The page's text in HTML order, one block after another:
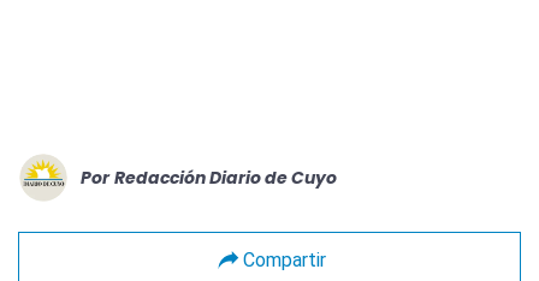
Por Redacción Diario de Cuyo
Compartir